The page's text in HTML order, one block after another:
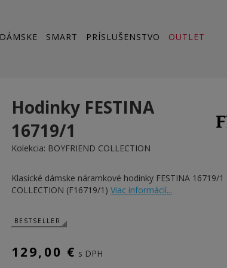
DÁMSKE SMART PRÍSLUŠENSTVO OUTLET
Hodinky FESTINA
16719/1
Kolekcia: BOYFRIEND COLLECTION
Klasické dámske náramkové hodinky FESTINA 16719/1
COLLECTION (F16719/1) Viac informácií...
BESTSELLER
129,00 € s DPH